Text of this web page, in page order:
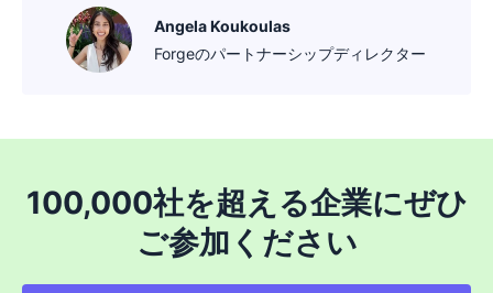
Angela Koukoulas
Forgeのパートナーシップディレクター
100,000社を超える企業にぜひ
ご参加ください